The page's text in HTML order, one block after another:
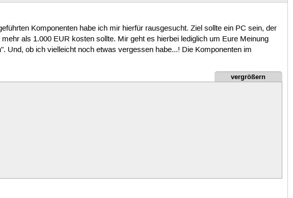
Komponenten habe ich mir hierfür rausgesucht. Ziel sollte ein PC sein, der
als 1.000 EUR kosten sollte. Mir geht es hierbei lediglich um Eure Meinung
ob ich vielleicht noch etwas vergessen habe...! Die Komponenten im
vergrößern